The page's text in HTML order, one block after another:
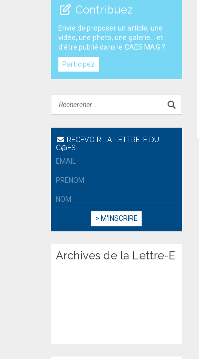
Contribuez
Envie de proposer un article, une
vidéo, une photo, une galerie... et
d'être publié dans le CAES MAG ?
Participez
RECEVOIR LA LETTRE-E DU
C@ES
Archives de la Lettre-E